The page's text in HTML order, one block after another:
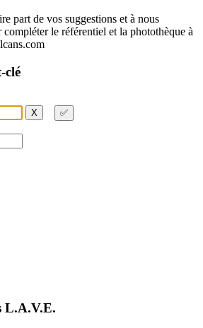
part de vos suggestions et à nous
le référentiel et la photothèque à
clé
X ✅
L.A.V.E.